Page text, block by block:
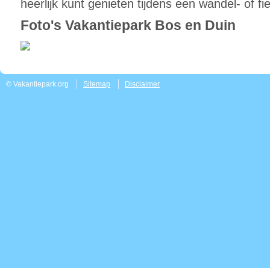
heerlijk kunt genieten tijdens een wandel- of
Foto's Vakantiepark Bos en Duin
© Vakantiepark.org Sitemap Disclaimer